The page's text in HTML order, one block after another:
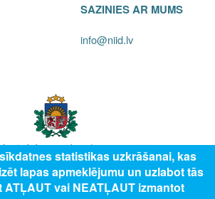
SAZINIES AR MUMS
info@niid.lv
aģentūra, publicētā satura visas tiesības
statistikas uzkrāšanai, kas
lapas apmeklējumu un uzlabot tās
vai NEATĻAUT izmantot